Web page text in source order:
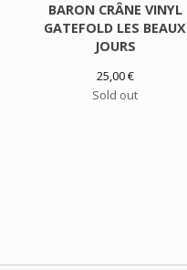
BARON CRÂNE VINYL
GATEFOLD LES BEAUX
JOURS
25,00€
Sold out